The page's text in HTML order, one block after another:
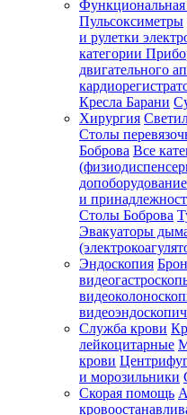
Функциональная
Пульсоксиметры
и рулетки
категории
двигательного
Кресла Барани
Хирургия
Столы
Боброва Все
допоборудование
и
Столы Боброва
Эвакуаторы
Эндоскопия
Служба крови
лейкоцитарные
крови
и морозильники
Скорая помощь